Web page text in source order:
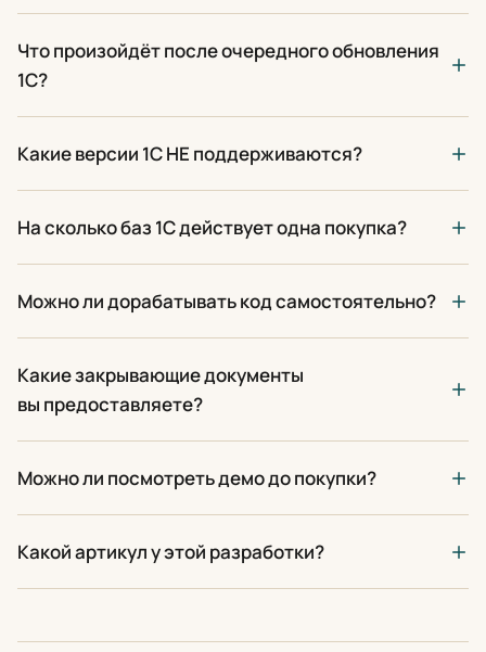
Что произойдёт после очередного обновления
1С?
Какие версии 1С НЕ поддерживаются?
На сколько баз 1С действует одна покупка?
Можно ли дорабатывать код самостоятельно?
Какие закрывающие документы
вы предоставляете?
Можно ли посмотреть демо до покупки?
Какой артикул у этой разработки?